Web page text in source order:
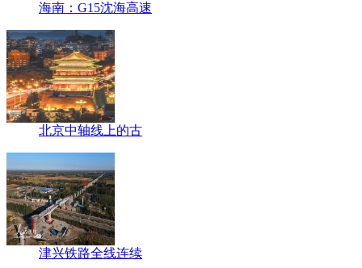
海南：G15沈海高速
北京中轴线上的古
津兴铁路全线连续